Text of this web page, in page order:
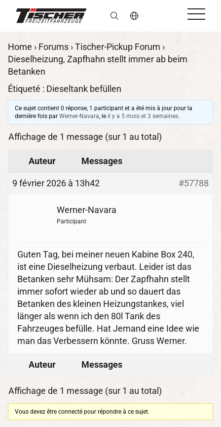
fr
Home › Forums ›Tischer-Pickup Forum ›
Dieselheizung, Zapfhahn stellt immer ab beim
Betanken
Étiqueté : Dieseltank befüllen
Ce sujet contient 0 réponse, 1 participant et a été mis à jour pour la
dernière fois par Werner-Navara, le il y a 5 mois et 3 semaines.
Affichage de 1 message (sur 1 au total)
Auteur Messages
9 février 2026 à 13h42 #57788
Werner-Navara
Participant
Guten Tag, bei meiner neuen Kabine Box 240,
ist eine Dieselheizung verbaut. Leider ist das
Betanken sehr Mühsam: Der Zapfhahn stellt
immer sofort wieder ab und so dauert das
Betanken des kleinen Heizungstankes, viel
länger als wenn ich den 80l Tank des
Fahrzeuges befülle. Hat Jemand eine Idee wie
man das Verbessern könnte. Gruss Werner.
Auteur Messages
Affichage de 1 message (sur 1 au total)
Vous devez être connecté pour répondre à ce sujet.